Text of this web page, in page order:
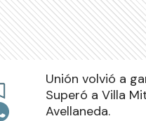
Unión volvió a
Superó a Villa
Avellaneda.